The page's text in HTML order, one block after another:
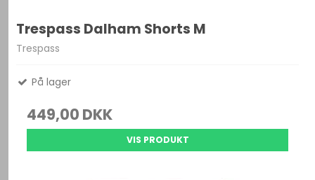
Trespass Dalham Shorts M
Trespass
På lager
449,00 DKK
VIS PRODUKT